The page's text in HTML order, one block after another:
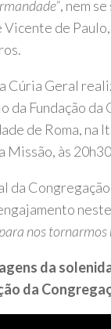
, nem
de
Cúria Geral
da Fundação
de Roma, na
Missão, às
da
nos tornarmos
da
da